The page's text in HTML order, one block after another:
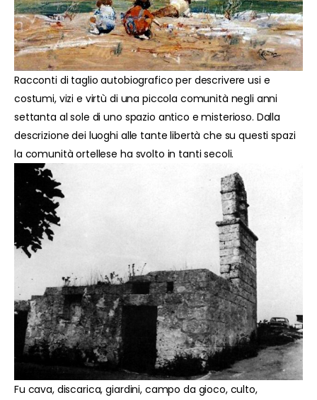
Racconti di taglio autobiografico per descrivere usi e
costumi, vizi e virtù di una piccola comunità negli anni
settanta al sole di uno spazio antico e misterioso. Dalla
descrizione dei luoghi alle tante libertà che su questi spazi
la comunità ortellese ha svolto in tanti secoli.
Fu cava, discarica, giardini, campo da gioco, culto,